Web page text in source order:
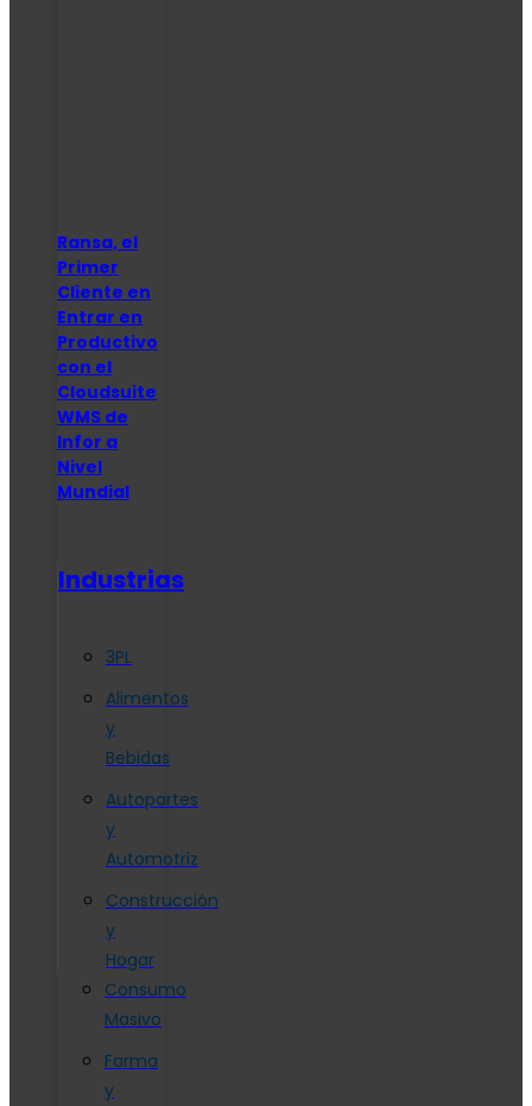
Ransa, el
Primer
Cliente en
Entrar en
Productivo
con el
Cloudsuite
WMS de
Infor a
Nivel
Mundial
Industrias
3PL
Alimentos
y
Bebidas
Autopartes
y
Automotriz
Construcción
y
Hogar
Consumo
Masivo
Farma
y